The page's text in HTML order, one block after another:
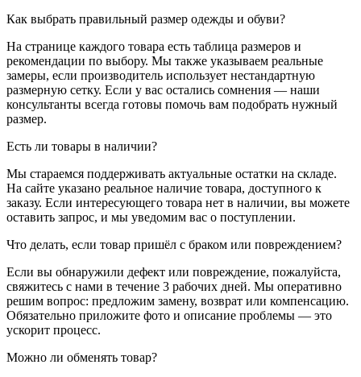
Как выбрать правильный размер одежды и обуви?
На странице каждого товара есть таблица размеров и
рекомендации по выбору. Мы также указываем реальные
замеры, если производитель использует нестандартную
размерную сетку. Если у вас остались сомнения — наши
консультанты всегда готовы помочь вам подобрать нужный
размер.
Есть ли товары в наличии?
Мы стараемся поддерживать актуальные остатки на складе.
На сайте указано реальное наличие товара, доступного к
заказу. Если интересующего товара нет в наличии, вы можете
оставить запрос, и мы уведомим вас о поступлении.
Что делать, если товар пришёл с браком или повреждением?
Если вы обнаружили дефект или повреждение, пожалуйста,
свяжитесь с нами в течение 3 рабочих дней. Мы оперативно
решим вопрос: предложим замену, возврат или компенсацию.
Обязательно приложите фото и описание проблемы — это
ускорит процесс.
Можно ли обменять товар?